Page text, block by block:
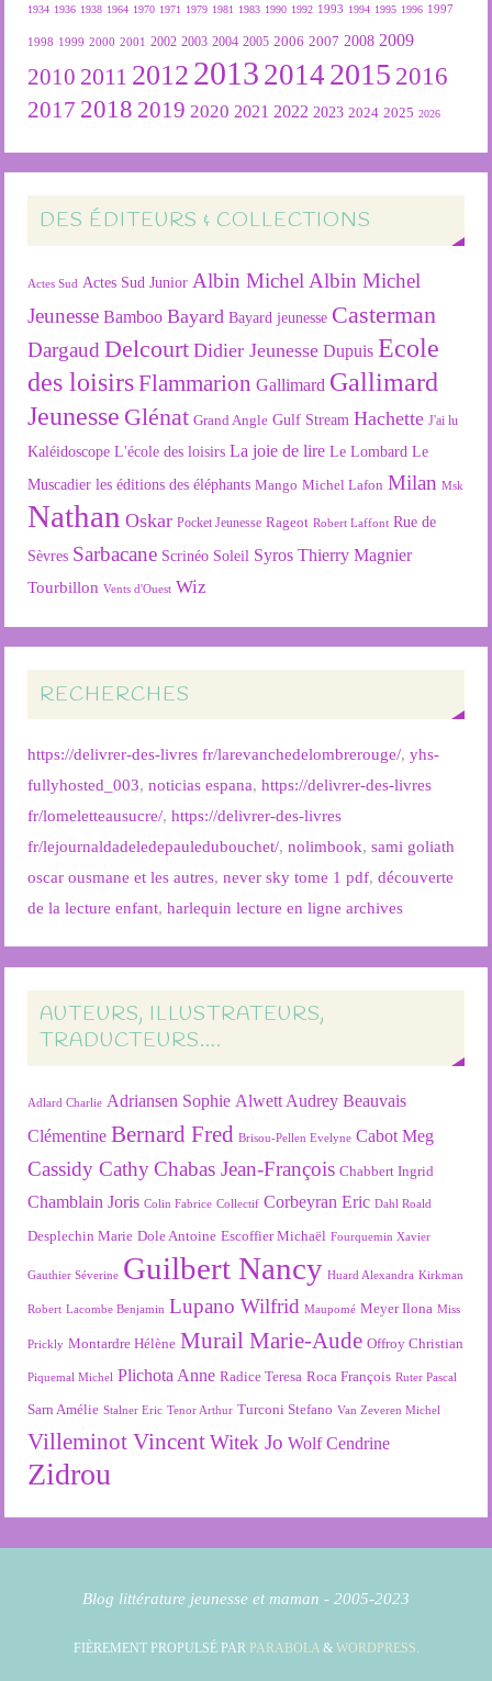
1934 1936 1938 1964 1970 1971 1979 1981 1983 1990 1992 1993 1994 1995 1996 1997
1998 1999 2000 2001 2002 2003 2004 2005 2006 2007 2008 2009
2010 2011 2012 2013 2014 2015 2016
2017 2018 2019 2020 2021 2022 2023 2024 2025 2026
DES ÉDITEURS & COLLECTIONS
Actes Sud Actes Sud Junior Albin Michel Albin Michel
Jeunesse Bamboo Bayard Bayard jeunesse Casterman
Dargaud Delcourt Didier Jeunesse Dupuis Ecole
des loisirsFlammarion Gallimard Gallimard
Jeunesse Glénat Grand Angle Gulf Stream Hachette J'ai lu
Kaléidoscope L'école des loisirs La joie de lire Le Lombard Le
Muscadier les éditions des éléphants Mango Michel Lafon Milan Msk
Nathan Oskar Pocket Jeunesse Rageot Robert Laffont Rue de
Sèvres Sarbacane Scrinéo Soleil Syros Thierry Magnier
Tourbillon Vents d'Ouest Wiz
RECHERCHES
https://delivrer-des-livres fr/larevanchedelombrerouge/,yhs-
fullyhosted_003,noticias espana,https://delivrer-des-livres
fr/lomeletteausucre/,https://delivrer-des-livres
fr/lejournaldadeledepauledubouchet/,nolimbook,sami goliath
oscar ousmane et les autres,never sky tome 1 pdf,découverte
de la lecture enfant,harlequin lecture en ligne archives
AUTEURS, ILLUSTRATEURS,
TRADUCTEURS….
Adlard Charlie Adriansen Sophie Alwett Audrey Beauvais
Clémentine Bernard Fred Brisou-Pellen Evelyne Cabot Meg
Cassidy Cathy Chabas Jean-François Chabbert Ingrid
Chamblain Joris Colin Fabrice Collectif Corbeyran Eric Dahl Roald
Desplechin Marie Dole Antoine Escoffier Michaël Fourquemin Xavier
Gauthier Séverine Guilbert Nancy Huard Alexandra Kirkman
Robert Lacombe Benjamin Lupano Wilfrid Maupomé Meyer Ilona Miss
Prickly Montardre Hélène Murail Marie-Aude Offroy Christian
Piquemal Michel Plichota Anne Radice Teresa Roca François Ruter Pascal
Sarn Amélie Stalner Eric Tenor Arthur Turconi Stefano Van Zeveren Michel
Villeminot Vincent Witek Jo Wolf Cendrine
Zidrou
Blog littérature jeunesse et maman - 2005-2023
FIÈREMENT PROPULSÉ PAR PARABOLA & WORDPRESS.